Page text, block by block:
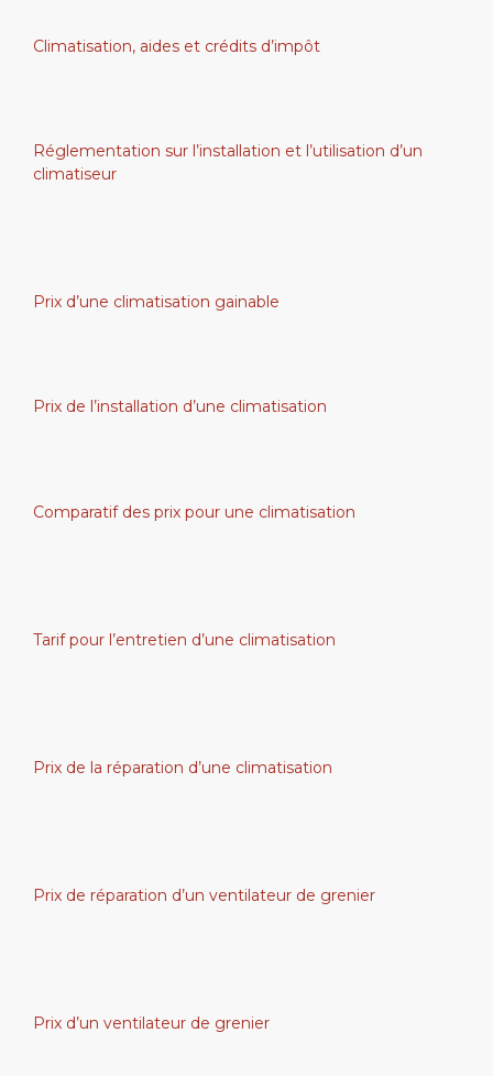
Climatisation, aides et crédits d’impôt
Réglementation sur l’installation et l’utilisation d’un
climatiseur
Prix d’une climatisation gainable
Prix de l’installation d’une climatisation
Comparatif des prix pour une climatisation
Tarif pour l’entretien d’une climatisation
Prix de la réparation d’une climatisation
Prix de réparation d’un ventilateur de grenier
Prix d’un ventilateur de grenier